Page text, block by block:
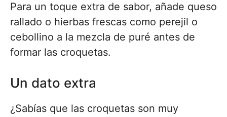
Para un toque extra de sabor, añade queso
rallado o hierbas frescas como perejil o
cebollino a la mezcla de puré antes de
formar las croquetas.
Un dato extra
¿Sabías que las croquetas son muy